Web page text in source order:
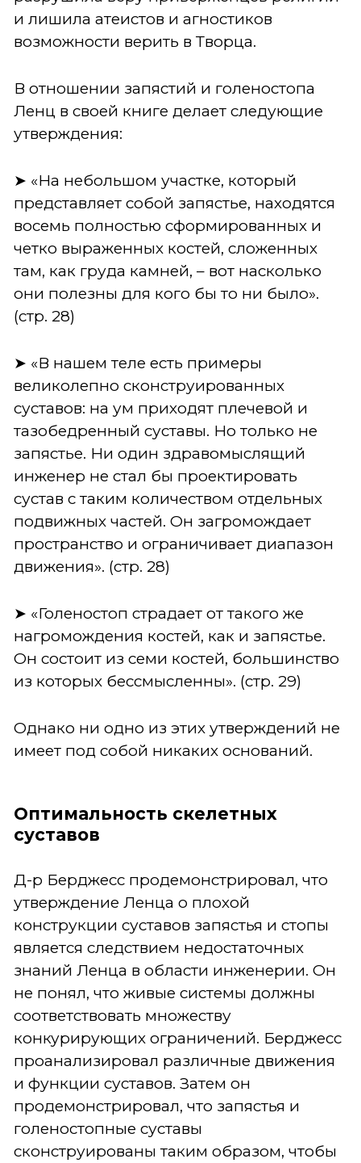
и лишила атеистов и агностиков
возможности верить в Творца.
В отношении запястий и голеностопа
Ленц в своей книге делает следующие
утверждения:
➤ «На небольшом участке, который
представляет собой запястье, находятся
восемь полностью сформированных и
четко выраженных костей, сложенных
там, как груда камней, – вот насколько
они полезны для кого бы то ни было».
(стp. 28)
➤ «В нашем теле есть примеры
великолепно сконструированных
суставов: на ум приходят плечевой и
тазобедренный суставы. Но только не
запястье. Ни один здравомыслящий
инженер не стал бы проектировать
сустав с таким количеством отдельных
подвижных частей. Он загромождает
пространство и ограничивает диапазон
движения». (стp. 28)
➤ «Голеностоп страдает от такого же
нагромождения костей, как и запястье.
Он состоит из семи костей, большинство
из которых бессмысленны». (стp. 29)
Однако ни одно из этих утверждений не
имеет под собой никаких оснований.
Оптимальность скелетных
суставов
Д-р Берджесс продемонстрировал, что
утверждение Ленца о плохой
конструкции суставов запястья и стопы
является следствием недостаточных
знаний Ленца в области инженерии. Он
не понял, что живые системы должны
соответствовать множеству
конкурирующих ограничений. Берджесс
проанализировал различные движения
и функции суставов. Затем он
продемонстрировал, что запястья и
голеностопные суставы
сконструированы таким образом, чтобы